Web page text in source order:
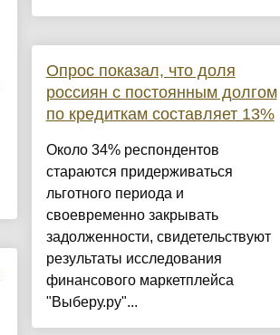
Опрос показал, что доля
россиян с постоянным долгом
по кредиткам составляет 13%
Около 34% респондентов
стараются придерживаться
льготного периода и
своевременно закрывать
задолженности, свидетельствуют
результаты исследования
финансового маркетплейса
"Выберу.ру"...